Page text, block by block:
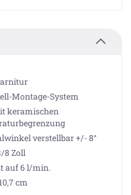
Montage-System
keramischen
verstellbar +/- 8°
8 Zoll
auf 6 l/min.
cm